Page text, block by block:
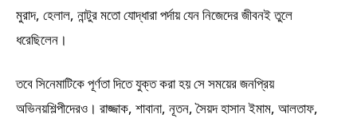
মুরাদ, হেলাল, নান্টুর মতো যোদ্ধারা পর্দায় যেন নিজেদের জীবনই তুলে
ধরেছিলেন।
তবে সিনেমাটিকে পূর্ণতা দিতে যুক্ত করা হয় সে সময়ের জনপ্রিয়
অভিনয়শিল্পীদেরও। রাজ্জাক, শাবানা, নূতন, সৈয়দ হাসান ইমাম, আলতাফ,